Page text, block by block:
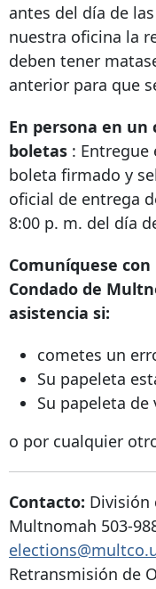
antes del día de
nuestra oficina la
deben tener
anterior para que
En persona en
boletas : Entregue
boleta firmado y
oficial de entrega
8:00 p. m. del día
Comuníquese
Condado de
asistencia si:
cometes un
Su papeleta
Su papeleta
o por cualquier
Contacto: División
Multnomah 503-
Retransmisión de